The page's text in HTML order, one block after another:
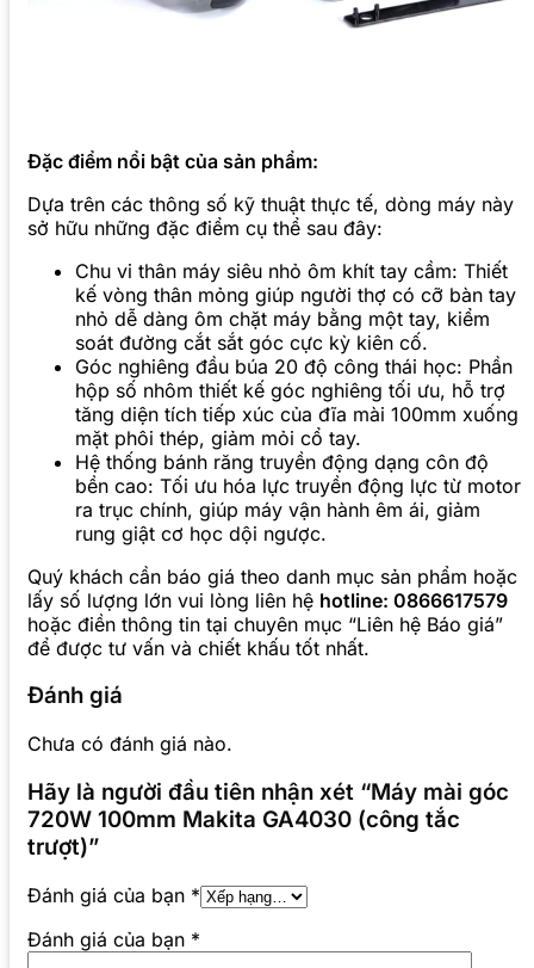
Đặc điểm nổi bật của sản phẩm:
Dựa trên các thông số kỹ thuật thực tế, dòng máy này
sở hữu những đặc điểm cụ thể sau đây:
Chu vi thân máy siêu nhỏ ôm khít tay cầm: Thiết
kế vòng thân mỏng giúp người thợ có cỡ bàn tay
nhỏ dễ dàng ôm chặt máy bằng một tay, kiểm
soát đường cắt sắt góc cực kỳ kiên cố.
Góc nghiêng đầu búa 20 độ công thái học: Phần
hộp số nhôm thiết kế góc nghiêng tối ưu, hỗ trợ
tăng diện tích tiếp xúc của đĩa mài 100mm xuống
mặt phôi thép, giảm mỏi cổ tay.
Hệ thống bánh răng truyền động dạng côn độ
bền cao: Tối ưu hóa lực truyền động lực từ motor
ra trục chính, giúp máy vận hành êm ái, giảm
rung giật cơ học dội ngược.
Quý khách cần báo giá theo danh mục sản phẩm hoặc
lấy số lượng lớn vui lòng liên hệ hotline: 0866617579
hoặc điền thông tin tại chuyên mục “Liên hệ Báo giá”
để được tư vấn và chiết khấu tốt nhất.
Đánh giá
Chưa có đánh giá nào.
Hãy là người đầu tiên nhận xét “Máy mài góc
720W 100mm Makita GA4030 (công tắc
trượt)”
Đánh giá của bạn *
Đánh giá của bạn *